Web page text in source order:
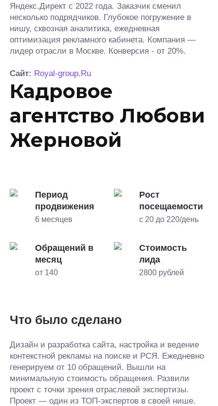
Яндекс.Директ с 2022 года. Заказчик сменил
несколько подрядчиков. Глубокое погружение в
нишу, сквозная аналитика, ежедневная
оптимизация рекламного кабинета. Компания —
лидер отрасли в Москве. Конверсия - от 20%.
Сайт: Royal-group.Ru
Кадровое
агентство Любови
Жерновой
Период
продвижения
6 месяцев
Рост
посещаемости
с 20 до 220/день
Обращений в
месяц
от 140
Стоимость
лида
2800 рублей
Что было сделано
Дизайн и разработка сайта, настройка и ведение
контекстной рекламы на поиске и РСЯ. Ежедневно
генерируем от 10 обращений. Вышли на
минимальную стоимость обращения. Развили
проект с точки зрения отраслевой экспертизы.
Проект — один из ТОП-экспертов в своей нише.